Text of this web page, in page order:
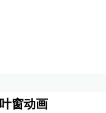
窗动画